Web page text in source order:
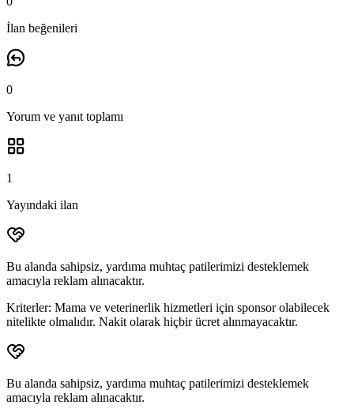
İlan beğenileri
0
Yorum ve yanıt toplamı
1
Yayındaki ilan
Bu alanda sahipsiz, yardıma muhtaç patilerimizi desteklemek
amacıyla reklam alınacaktır.
Kriterler: Mama ve veterinerlik hizmetleri için sponsor olabilecek
nitelikte olmalıdır. Nakit olarak hiçbir ücret alınmayacaktır.
Bu alanda sahipsiz, yardıma muhtaç patilerimizi desteklemek
amacıyla reklam alınacaktır.